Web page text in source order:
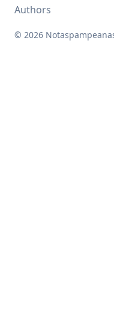
Authors
© 2026